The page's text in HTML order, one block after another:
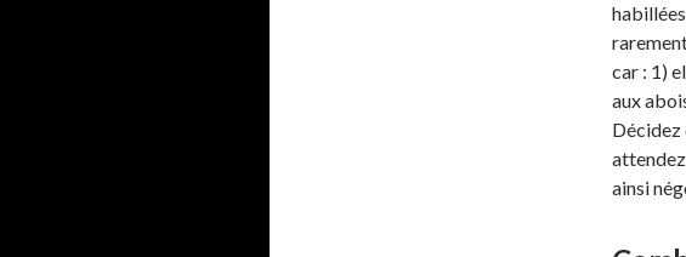
car : 1)
aux
Décidez
ainsi